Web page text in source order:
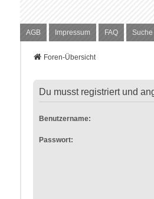
AGB Impressum FAQ Suche
Foren-Übersicht
Du musst registriert und
Benutzername:
Passwort: